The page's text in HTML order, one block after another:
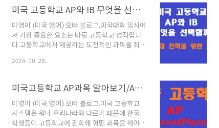
의 체험과 볼거리 그리고 나이아가..
요리에 대한 남다른 열정을 품고 있었습니다.그
의 인터뷰처럼 미국 이민 가족은 특별한 무언가
가 형성돼 있는데 그런 한국의 정서를 바탕으로
만들어진 그의 요리 철학 역시 독특하고 경이롭
습니다.그의 어머니는 전통적인 한국 요리를 가
가 되었습니다. 고향에서 요리의 첫 단추를 꿴 후,
험을 쌓으며 지금의 미국 사회에서도 존경받는
셰프가 되었습니다. 이..
미국 고등학교 AP와 IB 무엇을 선택할까?/미국 명문대 진학을 위한 CAS(창의성, 활동, 봉사)와 EE(확장 에세이) 그리고 입학 사정관 평가 알아보기
미영이 (미국 영어) 오빠 블로그.미국대학 입시에
서 가장 중요한 요소는 바로 고등학교 성적입니
다.고등학교에서 제공하는 도전적인 과목을 최대
죠.일부 고등학교는 고급 과목으로 AP뿐만 아니
과 자녀인 고등학생은 이 두 가지 중 어떤 수업을
들어야 할지 혼란스러워 하시곤 합니다.오늘은
미국 대학진학을 위한 AP와 IB에 대해 알아보겠
습니다.≣ 목차 1. IB (International
Baccalaureate, 국제 바칼로레아) :IB는 1968
2024. 10. 28.
미국고등학교 AP과목 알아보기/AP시험접수하는 방법
미영이 (미국 영어) 오빠 블로그.미국 고등학교
시스템은 워낙 우리나라와 다르기 때문에 한국
학생들이 고등학교에 진학해 어떤 과목을 해야